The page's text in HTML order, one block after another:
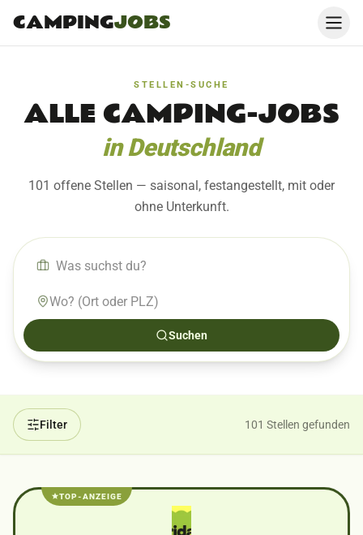
CAMPINGJOBS
STELLEN-SUCHE
ALLE CAMPING-JOBS
in Deutschland
101 offene Stellen — saisonal, festangestellt, mit oder
ohne Unterkunft.
Suchen
Filter 101 Stellen gefunden
TOP-ANZEIGE